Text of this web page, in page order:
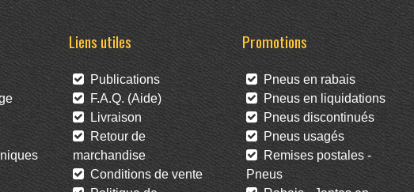
Liens utiles
Publications
F.A.Q. (Aide)
Livraison
Retour de
marchandise
Conditions de vente
Promotions
Pneus en rabais
Pneus en liquidations
Pneus discontinués
Pneus usagés
Remises postales -
Pneus